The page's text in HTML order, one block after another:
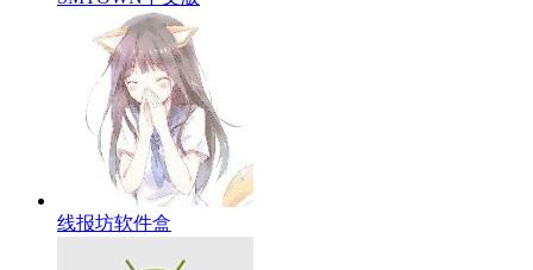
线报坊软件盒